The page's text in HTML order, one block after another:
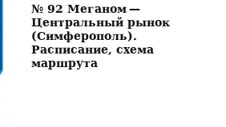
№ 92 Меганом —
Центральный рынок
(Симферополь).
Расписание, схема
маршрута